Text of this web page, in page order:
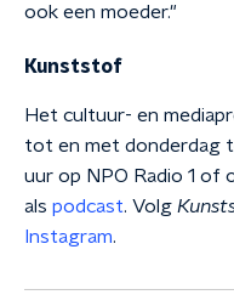
ook een moeder."
Kunststof
Het cultuur- en
tot en met donderdag
uur op NPO Radio 1 of
als podcast. Volg
Instagram.